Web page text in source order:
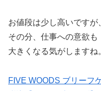
お値段は少し高いですが
その分、仕事への意欲も
大きくなる気がしますね
FIVE WOODS ブリーフ